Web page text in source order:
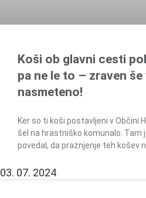
Koši ob glavni cesti
pa ne le to – zraven še
nasmeteno!
Ker so ti koši postavljeni v Občini
šel na hrastniško komunalo. Tam
povedal, da praznjenje teh košev
03. 07. 2024